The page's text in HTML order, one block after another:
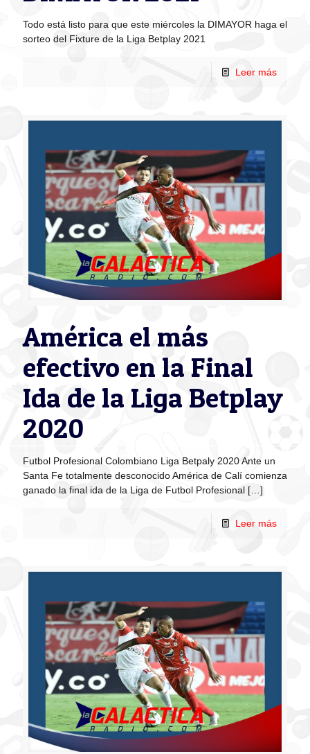
Todo está listo para que este miércoles la DIMAYOR haga el
sorteo del Fixture de la Liga Betplay 2021
Leer más
América el más
efectivo en la Final
Ida de la Liga Betplay
2020
Futbol Profesional Colombiano Liga Betpaly 2020 Ante un
Santa Fe totalmente desconocido América de Calí comienza
ganado la final ida de la Liga de Futbol Profesional […]
Leer más